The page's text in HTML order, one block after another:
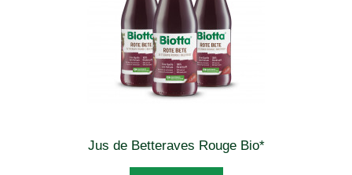
Jus de Betteraves Rouge Bio*